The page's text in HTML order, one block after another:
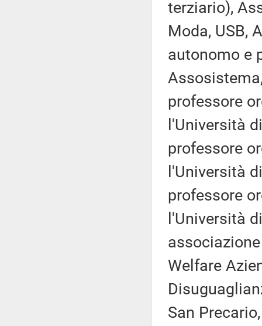
terziario),
Moda, USB,
autonomo e
professore
l'Università
professore
l'Università
professore
l'Università
Welfare
San